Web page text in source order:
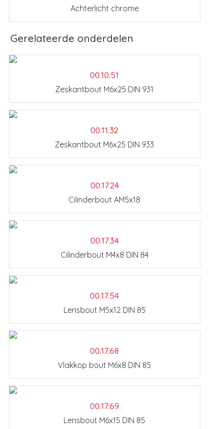
Achterlicht chrome
Gerelateerde onderdelen
00.10.51
Zeskantbout M6x25 DIN 931
00.11.32
Zeskantbout M6x25 DIN 933
00.17.24
Cilinderbout AM5x18
00.17.34
Cilinderbout M4x8 DIN 84
00.17.54
Lensbout M5x12 DIN 85
00.17.68
Vlakkop bout M6x8 DIN 85
00.17.69
Lensbout M6x15 DIN 85